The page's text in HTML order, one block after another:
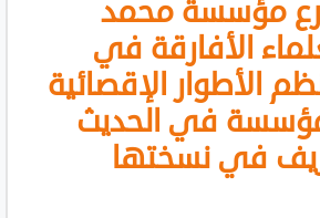
مؤسسة محمد
الأفارقة في
الأطوار الإقصائية
في الحديث
في نسختها